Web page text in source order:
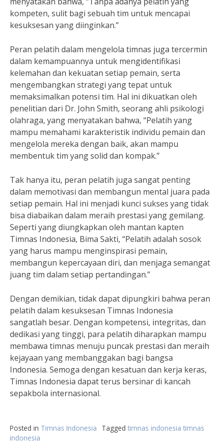
kompeten, sulit bagi sebuah tim untuk mencapai
kesuksesan yang diinginkan.”
Peran pelatih dalam mengelola timnas juga tercermin
dalam kemampuannya untuk mengidentifikasi
kelemahan dan kekuatan setiap pemain, serta
mengembangkan strategi yang tepat untuk
memaksimalkan potensi tim. Hal ini dikuatkan oleh
penelitian dari Dr. John Smith, seorang ahli psikologi
olahraga, yang menyatakan bahwa, “Pelatih yang
mampu memahami karakteristik individu pemain dan
mengelola mereka dengan baik, akan mampu
membentuk tim yang solid dan kompak.”
Tak hanya itu, peran pelatih juga sangat penting
dalam memotivasi dan membangun mental juara pada
setiap pemain. Hal ini menjadi kunci sukses yang tidak
bisa diabaikan dalam meraih prestasi yang gemilang.
Seperti yang diungkapkan oleh mantan kapten
Timnas Indonesia, Bima Sakti, “Pelatih adalah sosok
yang harus mampu menginspirasi pemain,
membangun kepercayaan diri, dan menjaga semangat
juang tim dalam setiap pertandingan.”
Dengan demikian, tidak dapat dipungkiri bahwa peran
pelatih dalam kesuksesan Timnas Indonesia
sangatlah besar. Dengan kompetensi, integritas, dan
dedikasi yang tinggi, para pelatih diharapkan mampu
membawa timnas menuju puncak prestasi dan meraih
kejayaan yang membanggakan bagi bangsa
Indonesia. Semoga dengan kesatuan dan kerja keras,
Timnas Indonesia dapat terus bersinar di kancah
sepakbola internasional.
Posted in Timnas Indonesia Tagged timnas indonesia timnas
indonesia